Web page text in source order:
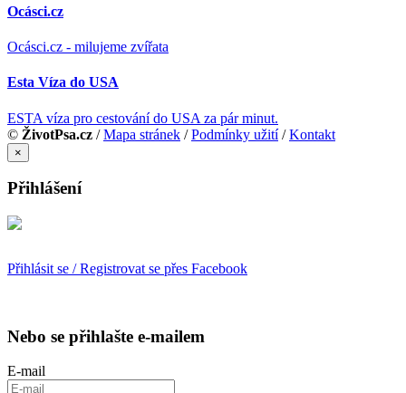
Ocásci.cz
Ocásci.cz - milujeme zvířata
Esta Víza do USA
ESTA víza pro cestování do USA za pár minut.
© ŽivotPsa.cz /Mapa stránek /Podmínky užití/Kontakt
×
Přihlášení
Přihlásit se / Registrovat se přes Facebook
Nebo se přihlašte e-mailem
E-mail